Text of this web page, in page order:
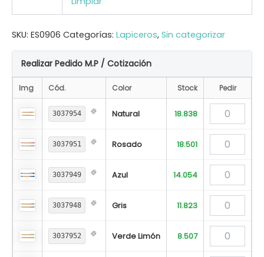
SKU: ES0906 Categorías: Lapiceros, Sin categorizar
Realizar Pedido M.P / Cotización
Img Cód. Color Stock Pedir
3037954 Natural 18.838
3037951 Rosado 18.501
3037949 Azul 14.054
3037948 Gris 11.823
3037952 Verde Limón 8.507